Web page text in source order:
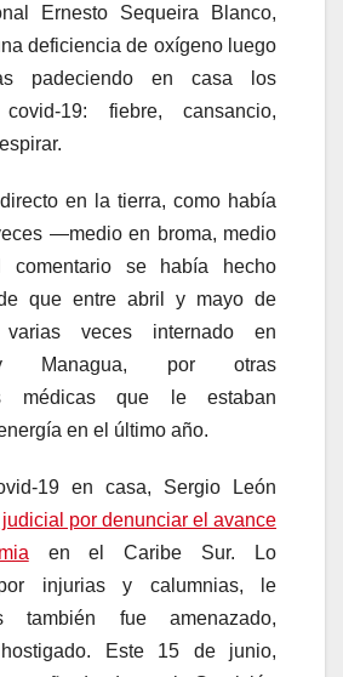
Ernesto Sequeira Blanco,
deficiencia de oxígeno luego
padeciendo en casa los
19: fiebre, cansancio,
en la tierra, como había
—medio en broma, medio
se había hecho
que entre abril y mayo de
veces internado en
Managua, por otras
médicas que le estaban
en el último año.
19 en casa, Sergio León
por denunciar el avance
en el Caribe Sur. Lo
injurias y calumnias, le
también fue amenazado,
Este 15 de junio,